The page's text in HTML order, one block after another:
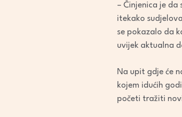
– Činjenica je
itekako
se pokazalo da
uvijek aktualna
Na upit gdje će
kojem idućih
početi tražiti